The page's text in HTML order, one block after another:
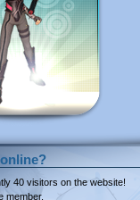
online?
40 visitors on the website!
member.